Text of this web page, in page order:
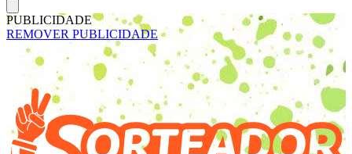
PUBLICIDADE
REMOVER PUBLICIDADE